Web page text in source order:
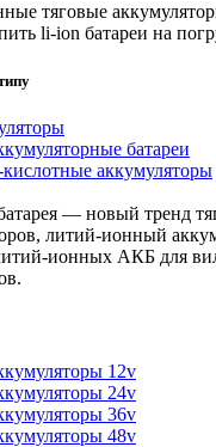
тяговые
li-ion батареи на
батареи
аккумуляторы
— новый тренд
литий-ионный
ионных АКБ для
12v
24v
36v
48v